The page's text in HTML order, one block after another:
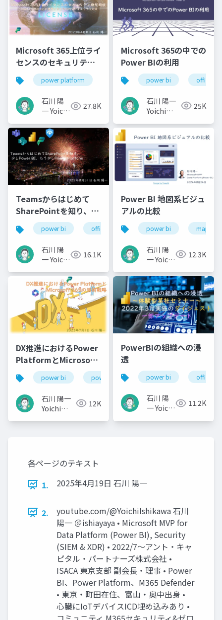
Microsoft 365上位ライ
センスのセキュリティ
機能概説power platform microsoft 365 office 365
石川 陽
一 Yoichi
27.8K
Microsoft 365の中での
Power BIの利用
power bi office
石川 陽一
Yoichi
25K
Teamsからはじめて
SharePointを知り、少
しPower BI、もう少し
Power Platform
power bi office 365 microsoft 365
石川 陽
一 Yoichi
16.1K
Power BI 地図系ビジュ
アルの比較
power bi map
石川 陽
一 Yoichi
12.3K
DX推進におけるPower
PlatformとMicrosoft
365の活用戦略
power bi power platform microsoft 365
石川 陽一
Yoichi
12K
PowerBIの組織への浸
透
power bi office
石川 陽
一 Yoichi
11.2K
各ページのテキスト
1.
2025年4月19日 石川 陽一
2.
youtube.com/@YoichiIshikawa 石川
陽一 ＠ishiayaya • Microsoft MVP for
Data Platform (Power BI), Security
(SIEM & XDR) • 2022/7～アント・キャ
ピタル・パートナーズ株式会社 •
ISACA 東京支部 副会長・理事 • Power
BI、Power Platform、M365 Defender
• 東京・町田在住、富山・奥中出身 •
心臓にIoTデバイスICD埋め込みあり •